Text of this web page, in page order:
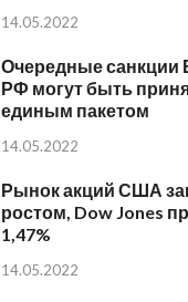
14.05.2022
Очередные санкции
РФ могут быть
единым пакетом
14.05.2022
Рынок акций США
ростом, Dow Jones
1,47%
14.05.2022